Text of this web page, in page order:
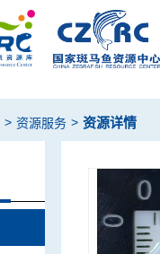
> 资源服务 > 资源详情